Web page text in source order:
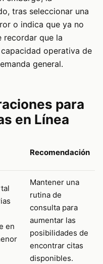
tras seleccionar una
o indica que ya no
recordar que la
operativa de
general.
para
en Línea
Recomendación
en
Mantener una
rutina de
consulta para
aumentar las
posibilidades de
encontrar citas
disponibles.